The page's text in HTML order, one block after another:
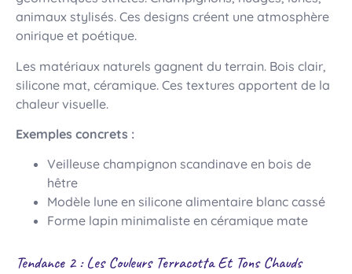
animaux stylisés. Ces designs créent une atmosphère
onirique et poétique.
Les matériaux naturels gagnent du terrain. Bois clair,
silicone mat, céramique. Ces textures apportent de la
chaleur visuelle.
Exemples concrets :
Veilleuse champignon scandinave en bois de
hêtre
Modèle lune en silicone alimentaire blanc cassé
Forme lapin minimaliste en céramique mate
Tendance 2 : Les Couleurs Terracotta Et Tons Chauds